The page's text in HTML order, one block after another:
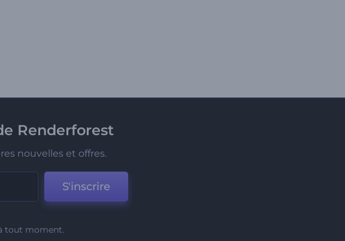
Renderforest
nouvelles et offres.
S'inscrire
tout moment.